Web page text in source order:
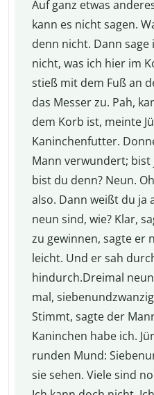
Auf ganz etwas
kann es nicht sagen.
denn nicht. Dann
nicht, was ich hier im
stieß mit dem Fuß an
das Messer zu. Pah,
dem Korb ist, meinte
Kaninchenfutter.
Mann verwundert; bist
bist du denn? Neun.
also. Dann weißt du ja
neun sind, wie? Klar,
zu gewinnen, sagte er
leicht. Und er sah
hindurch.Dreimal
mal,
Stimmt, sagte der
Kaninchen habe ich.
runden Mund:
sie sehen. Viele sind